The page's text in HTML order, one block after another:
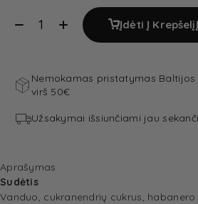
Įdėti Į Krepšelį
Nemokamas pristatymas Baltijos
virš 50€
Užsakymai išsiunčiami jau
Aprašymas
Sudėtis
Vanduo, cukranendrių cukrus,